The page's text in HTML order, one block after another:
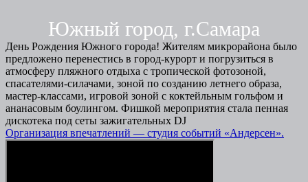
Южный город, г.Самара
День Рождения Южного города! Жителям микрорайона было
предложено перенестись в город-курорт и погрузиться в
атмосферу пляжного отдыха с тропической фотозоной,
спасателями-силачами, зоной по созданию летнего образа,
мастер-классами, игровой зоной с коктейльным гольфом и
ананасовым боулингом. Фишкой мероприятия стала пенная
дискотека под сеты зажигательных DJ
Организация впечатлений — студия событий «Андерсен».